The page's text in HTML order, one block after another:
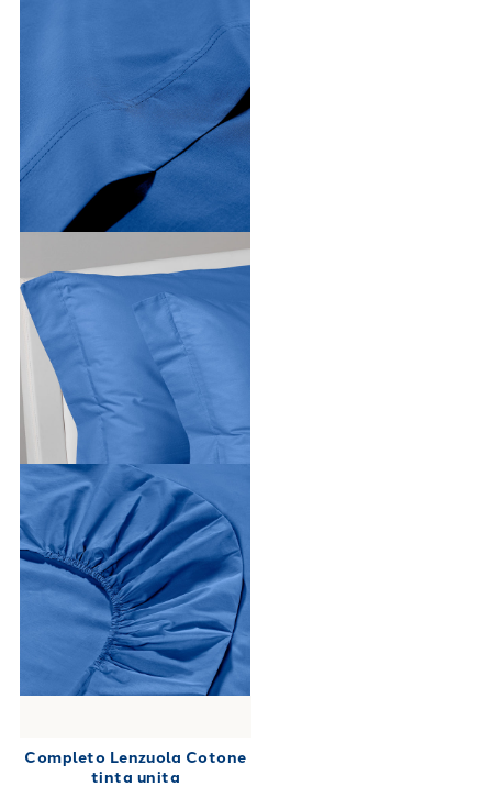
Completo Lenzuola Cotone
tinta unita